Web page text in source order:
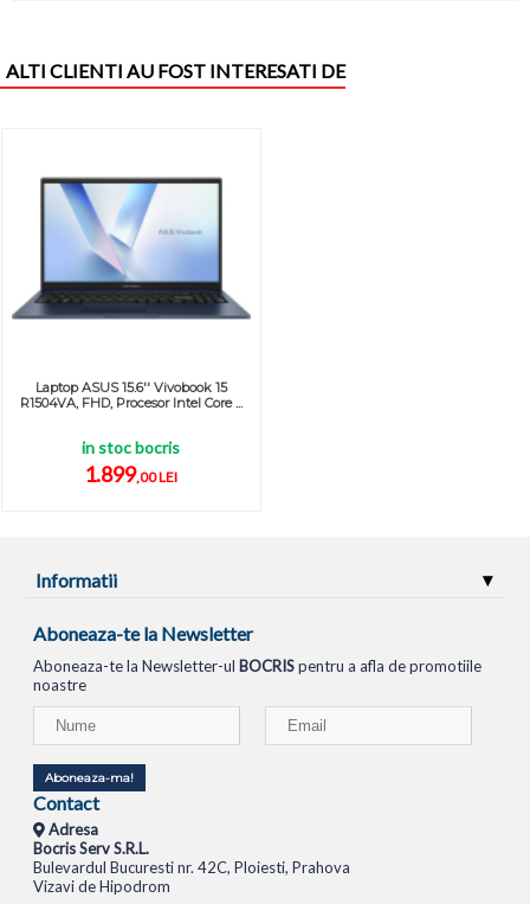
ALTI CLIENTI AU FOST INTERESATI DE
Laptop ASUS 15.6'' Vivobook 15
R1504VA, FHD, Procesor Intel Core ...
in stoc bocris
1.899,00 LEI
Informatii
Aboneaza-te la Newsletter
Aboneaza-te la Newsletter-ul BOCRISpentru a afla de promotiile
noastre
Aboneaza-ma!
Contact
Adresa
Bocris Serv S.R.L.
Bulevardul Bucuresti nr. 42C, Ploiesti, Prahova
Vizavi de Hipodrom